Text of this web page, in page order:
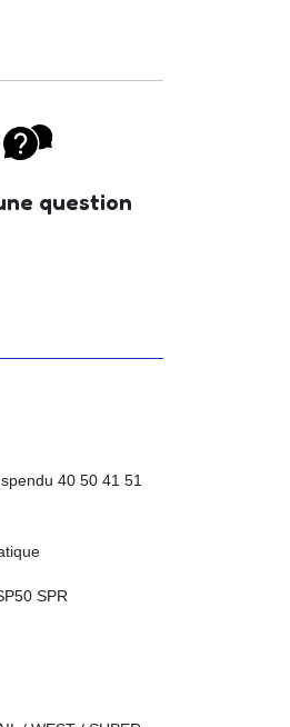
question
40 50 41 51
SPR